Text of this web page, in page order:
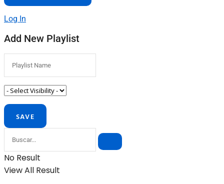
Log In
Add New Playlist
No Result
View All Result